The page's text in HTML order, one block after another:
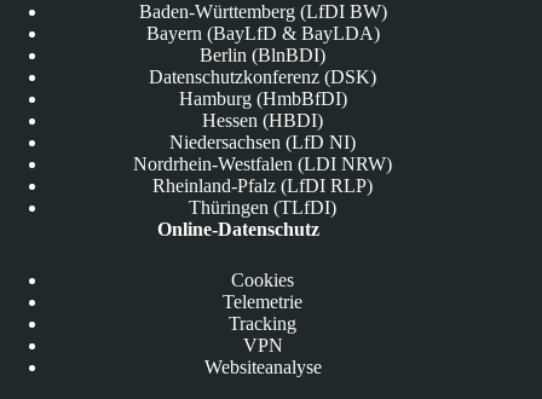
Baden-Württemberg (LfDI BW)
Bayern (BayLfD & BayLDA)
Berlin (BlnBDI)
Datenschutzkonferenz (DSK)
Hamburg (HmbBfDI)
Hessen (HBDI)
Niedersachsen (LfD NI)
Nordrhein-Westfalen (LDI NRW)
Rheinland-Pfalz (LfDI RLP)
Thüringen (TLfDI)
Online-Datenschutz
Cookies
Telemetrie
Tracking
VPN
Websiteanalyse